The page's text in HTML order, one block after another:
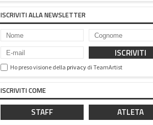
ISCRIVITI ALLA NEWSLETTER
Ho preso visione della privacydi TeamArtist
ISCRIVITI COME
STAFF ATLETA